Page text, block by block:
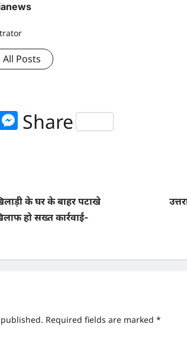
All Posts
Messenger
Share
के घर के बाहर पटाखे
हो सख्त कार्रवाई-
Required fields are marked *